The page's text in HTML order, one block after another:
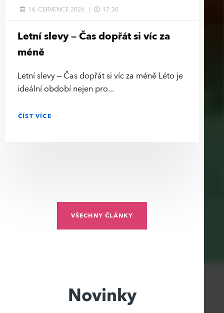
Letní slevy – Čas dopřát si víc za
méně
Letní slevy – Čas dopřát si víc za méně Léto je
ideální období nejen pro
ČÍST VÍCE
14. ČERVENCE 2026 17:30
VŠECHNY ČLÁNKY
Novinky